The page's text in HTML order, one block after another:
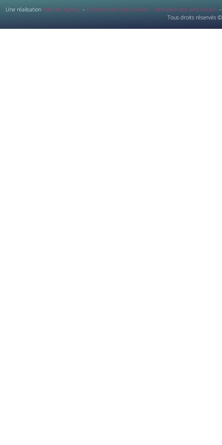
Une réalisation Web Kiz Agency – Création site web louviers – formation site web Rouen –
Tous droits réservés ©